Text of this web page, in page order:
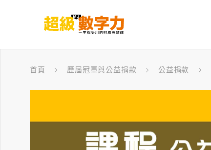
首頁 歷屆冠軍與公益捐款 公益捐款